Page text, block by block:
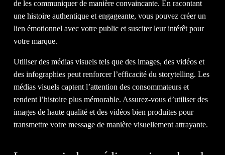
de les communiquer de manière convaincante. En racontant
une histoire authentique et engageante, vous pouvez créer un
lien émotionnel avec votre public et susciter leur intérêt pour
votre marque.
Utiliser des médias visuels tels que des images, des vidéos et
des infographies peut renforcer l’efficacité du storytelling. Les
médias visuels captent l’attention des consommateurs et
rendent l’histoire plus mémorable. Assurez-vous d’utiliser des
images de haute qualité et des vidéos bien produites pour
transmettre votre message de manière visuellement attrayante.